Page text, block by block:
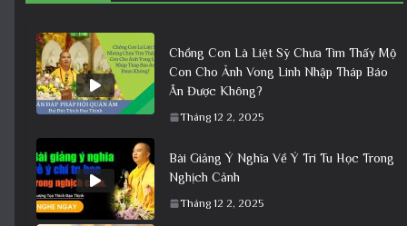
Chồng Con Là Liệt Sỹ Chưa Tìm Thấy Mộ
Con Cho Ảnh Vong Linh Nhập Tháp Báo
Ân Được Không?
Tháng 12 2, 2025
Bài Giảng Ý Nghĩa Về Ý Trí Tu Học Trong
Nghịch Cảnh
Tháng 12 2, 2025